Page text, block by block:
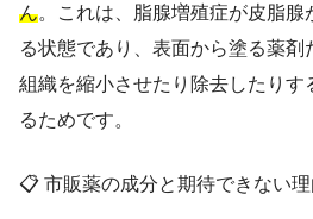
ん。これは、脂腺増殖症が皮脂
る状態であり、表面から塗る薬剤
組織を縮小させたり除去したりす
るためです。
📋 市販薬の成分と期待できない理